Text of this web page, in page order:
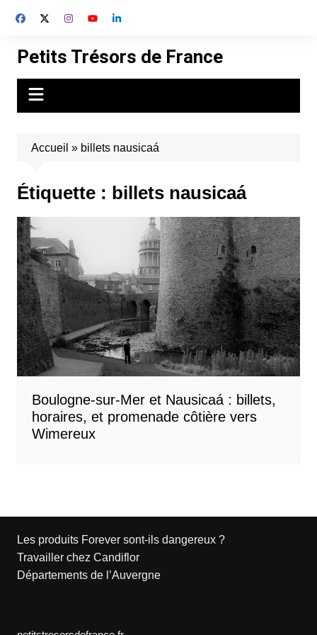
Petits Trésors de France
Accueil » billets nausicaá
Étiquette : billets nausicaá
Boulogne-sur-Mer et Nausicaá : billets,
horaires, et promenade côtière vers
Wimereux
Les produits Forever sont-ils dangereux ?
Travailler chez Candiflor
Départements de l’Auvergne